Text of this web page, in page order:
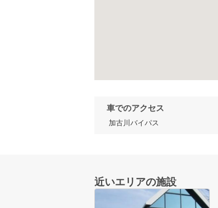
車でのアクセス
加古川バイパス
近いエリアの施設